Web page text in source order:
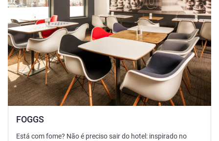
FOGGS
Está com fome? Não é preciso sair do hotel: inspirado no